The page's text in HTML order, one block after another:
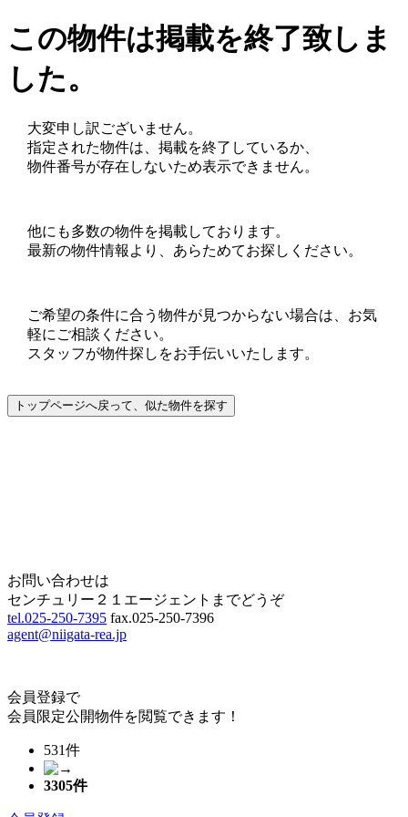
この物件は掲載を終了致しま
した。
大変申し訳ございません。
指定された物件は、掲載を終了しているか、
物件番号が存在しないため表示できません。
他にも多数の物件を掲載しております。
最新の物件情報より、あらためてお探しください。
ご希望の条件に合う物件が見つからない場合は、お気
軽にご相談ください。
スタッフが物件探しをお手伝いいたします。
お問い合わせは
センチュリー２１エージェントまでどうぞ
tel.025-250-7395 fax.025-250-7396
agent@niigata-rea.jp
会員登録で
会員限定公開物件を閲覧できます！
531件
3305件